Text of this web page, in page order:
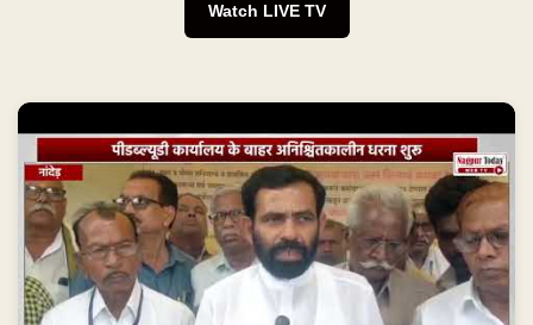
Watch LIVE TV